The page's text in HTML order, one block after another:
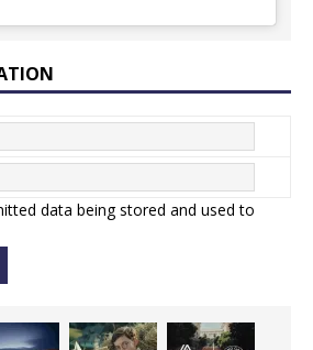
data being stored and used to